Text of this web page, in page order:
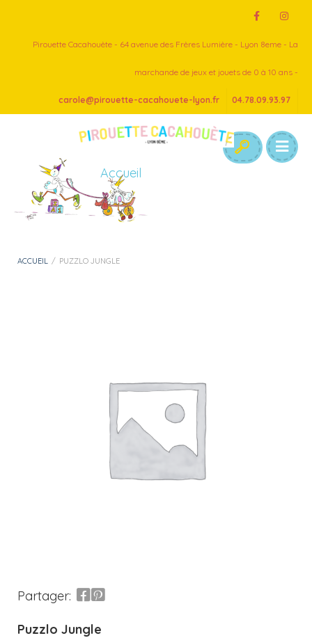
Pirouette Cacahouète - 64 avenue des Frères Lumière - Lyon 8eme - La
marchande de jeux et jouets de 0 à 10 ans -
carole@pirouette-cacahouete-lyon.fr 04.78.09.93.97
Accueil
ACCUEIL / PUZZLO JUNGLE
Partager:
Puzzlo Jungle